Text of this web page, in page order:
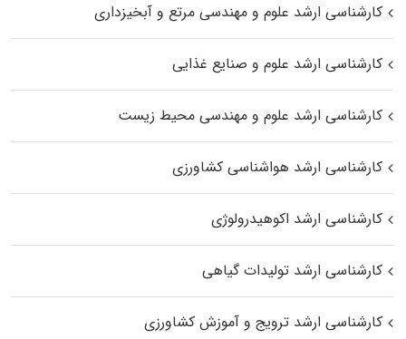
کارشناسی ارشد علوم و مهندسی مرتع و آبخیزداری
کارشناسی ارشد علوم و صنایع غذایی
کارشناسی ارشد علوم و مهندسی محیط زیست
کارشناسی ارشد هواشناسی کشاورزی
کارشناسی ارشد اکوهیدرولوژی
کارشناسی ارشد تولیدات گیاهی
کارشناسی ارشد ترویج و آموزش کشاورزی